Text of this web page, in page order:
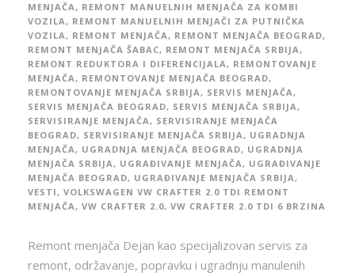
MENJAČA, REMONT MANUELNIH MENJAČA ZA KOMBI
VOZILA, REMONT MANUELNIH MENJAČI ZA PUTNIČKA
VOZILA, REMONT MENJAČA, REMONT MENJAČA BEOGRAD,
REMONT MENJAČA ŠABAC, REMONT MENJAČA SRBIJA,
REMONT REDUKTORA I DIFERENCIJALA, REMONTOVANJE
MENJAČA, REMONTOVANJE MENJAČA BEOGRAD,
REMONTOVANJE MENJAČA SRBIJA, SERVIS MENJAČA,
SERVIS MENJAČA BEOGRAD, SERVIS MENJAČA SRBIJA,
SERVISIRANJE MENJAČA, SERVISIRANJE MENJAČA
BEOGRAD, SERVISIRANJE MENJAČA SRBIJA, UGRADNJA
MENJAČA, UGRADNJA MENJAČA BEOGRAD, UGRADNJA
MENJAČA SRBIJA, UGRAĐIVANJE MENJAČA, UGRAĐIVANJE
MENJAČA BEOGRAD, UGRAĐIVANJE MENJAČA SRBIJA,
VESTI, VOLKSWAGEN VW CRAFTER 2.0 TDI REMONT
MENJAČA, VW CRAFTER 2.0, VW CRAFTER 2.0 TDI 6 BRZINA
Remont menjača Dejan kao specijalizovan servis za
remont, održavanje, popravku i ugradnju manulenih